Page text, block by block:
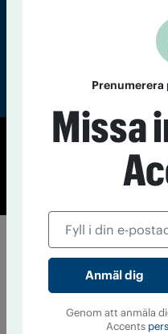
©
Cookiepolicy
Prenumerera
Missa
Genom att anmäla
Accents